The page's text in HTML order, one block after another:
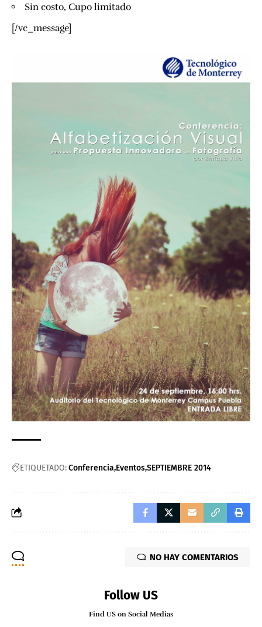
Sin costo, Cupo limitado
[/vc_message]
ETIQUETADO:Conferencia EventosSEPTIEMBRE 2014
NO HAY COMENTARIOS
Follow US
Find US on Social Medias